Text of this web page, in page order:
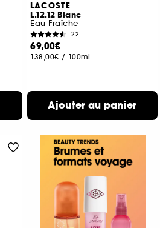
LACOSTE
L.12.12 Blanc
Eau Fraîche
22
69,00€
138,00€ / 100ml
Ajouter au panier